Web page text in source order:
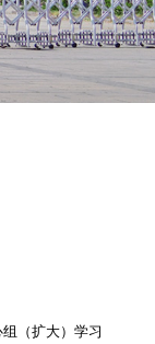
（扩大）学习